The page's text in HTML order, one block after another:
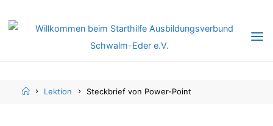
HomeLektion Steckbrief von Power-Point